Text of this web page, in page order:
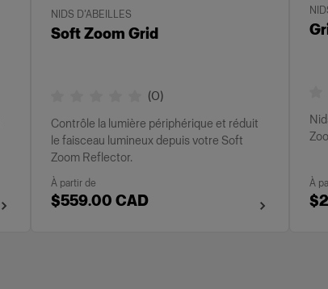
NIDS D’ABEILLES
Soft Zoom Grid
(0)
Contrôle la lumière périphérique et réduit
le faisceau lumineux depuis votre Soft
Zoom Reflector.
À partir de
$559.00 CAD
À